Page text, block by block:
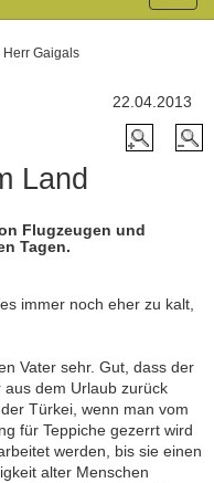
Herr Gaigals
22.04.2013
Land
Flugzeugen und
Tagen.
immer noch eher zu kalt,
Vater sehr. Gut, dass der
dem Urlaub zurück
Türkei, wenn man vom
für Teppiche gezerrt wird
werden, bis sie einen
alter Menschen